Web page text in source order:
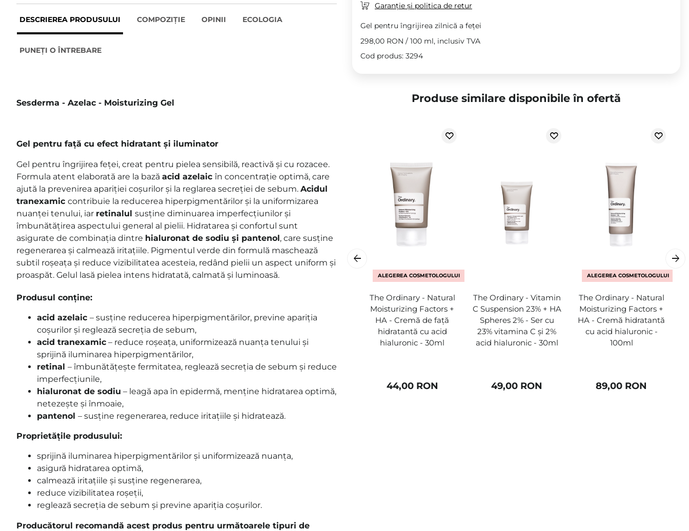
DESCRIEREA PRODUSULUI COMPOZIȚIE OPINII ECOLOGIA
PUNEȚI O ÎNTREBARE
Sesderma - Azelac - Moisturizing Gel
Gel pentru față cu efect hidratant și iluminator
Gel pentru îngrijirea feței, creat pentru pielea sensibilă, reactivă și cu rozacee.
Formula atent elaborată are la bază acid azelaic în concentrație optimă, care
ajută la prevenirea apariției coșurilor și la reglarea secreției de sebum. Acidul
tranexamic contribuie la reducerea hiperpigmentărilor și la uniformizarea
nuanței tenului, iar retinalul susține diminuarea imperfecțiunilor și
îmbunătățirea aspectului general al pielii. Hidratarea și confortul sunt
asigurate de combinația dintre hialuronat de sodiu și pantenol, care susține
regenerarea și calmează iritațiile. Pigmentul verde din formulă maschează
subtil roșeața și reduce vizibilitatea acesteia, redând pielii un aspect uniform și
proaspăt. Gelul lasă pielea intens hidratată, calmată și luminoasă.
Produsul conține:
acid azelaic – susține reducerea hiperpigmentărilor, previne apariția
coșurilor și reglează secreția de sebum,
acid tranexamic – reduce roșeața, uniformizează nuanța tenului și
sprijină iluminarea hiperpigmentărilor,
retinal – îmbunătățește fermitatea, reglează secreția de sebum și reduce
imperfecțiunile,
hialuronat de sodiu – leagă apa în epidermă, menține hidratarea optimă,
netezește și înmoaie,
pantenol – susține regenerarea, reduce iritațiile și hidratează.
Proprietățile produsului:
sprijină iluminarea hiperpigmentărilor și uniformizează nuanța,
asigură hidratarea optimă,
calmează iritațiile și susține regenerarea,
reduce vizibilitatea roșeții,
reglează secreția de sebum și previne apariția coșurilor.
Producătorul recomandă acest produs pentru următoarele tipuri de
Garanție și politica de retur
Gel pentru îngrijirea zilnică a feței
298,00 RON / 100 ml, inclusiv TVA
Cod produs: 3294
Produse similare disponibile în ofertă
ALEGEREA COSMETOLOGULUI
The Ordinary - Natural
Moisturizing Factors +
HA - Cremă de față
hidratantă cu acid
hialuronic - 30ml
44,00 RON
The Ordinary - Vitamin
C Suspension 23% + HA
Spheres 2% - Ser cu
23% vitamina C și 2%
acid hialuronic - 30ml
49,00 RON
ALEGEREA COSMETOLOGULUI
The Ordinary - Natural
Moisturizing Factors +
HA - Cremă hidratantă
cu acid hialuronic -
100ml
89,00 RON